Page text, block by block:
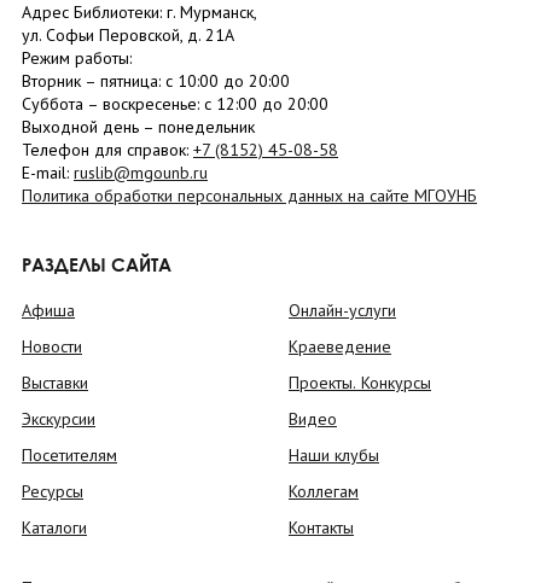
Адрес Библиотеки: г. Мурманск,
ул. Софьи Перовской, д. 21А
Режим работы:
Вторник – пятница: с 10:00 до 20:00
Суббота – воскресенье: c 12:00 до 20:00
Выходной день – понедельник
Телефон для справок: +7 (8152) 45-08-58
E-mail: ruslib@mgounb.ru
Политика обработки персональных данных на сайте МГОУНБ
РАЗДЕЛЫ САЙТА
Афиша
Новости
Выставки
Экскурсии
Посетителям
Ресурсы
Каталоги
Онлайн-услуги
Краеведение
Проекты. Конкурсы
Видео
Наши клубы
Коллегам
Контакты